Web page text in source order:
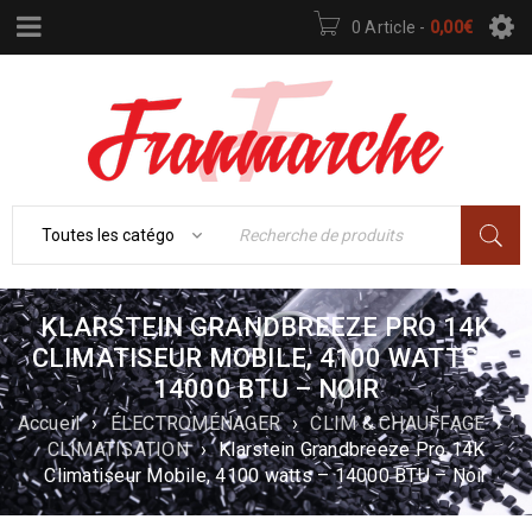
0 Article - 0,00€
KLARSTEIN GRANDBREEZE PRO 14K
CLIMATISEUR MOBILE, 4100 WATTS –
14000 BTU – NOIR
Accueil › ÉLECTROMÉNAGER › CLIM & CHAUFFAGE ›
CLIMATISATION › Klarstein Grandbreeze Pro 14K
Climatiseur Mobile, 4100 watts – 14000 BTU – Noir